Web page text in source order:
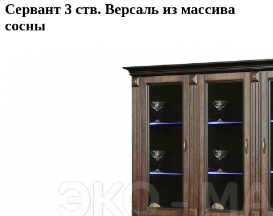
Сервант 3 ств. Версаль из массива
сосны